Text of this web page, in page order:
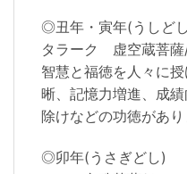
◎丑年・寅年(うしど
タラーク 虚空蔵菩薩
智慧と福徳を人々に
晰、記憶力増進、成
除けなどの功徳があり
◎卯年(うさぎどし)